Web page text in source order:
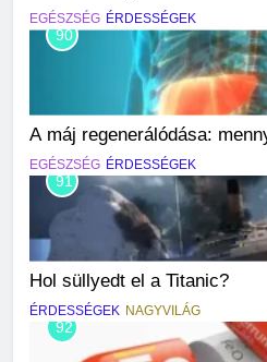
EGÉSZSÉG ÉRDESSÉGEK
90
A máj regenerálódása:
EGÉSZSÉG ÉRDESSÉGEK
91
Hol süllyedt el a Titanic?
ÉRDESSÉGEK NAGYVILÁG
92